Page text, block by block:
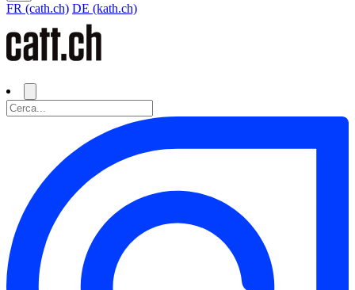
FR (cath.ch) DE (kath.ch)